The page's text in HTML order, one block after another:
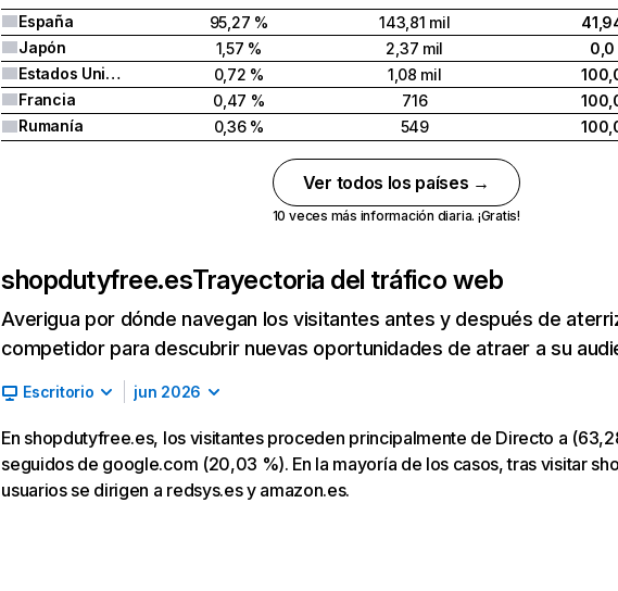
España
95,27 % 143,81 mil
Japón
1,57 % 2,37 mil
0,0
Estados Unidos
0,72 % 1,08 mil
Francia
0,47 % 716
Rumanía
0,36 % 549
Ver todos los países →
10 veces más información diaria. ¡Gratis!
shopdutyfree.esTrayectoria del tráfico web
Averigua por dónde navegan los visitantes antes y después de
competidor para descubrir nuevas oportunidades de atraer a su
Escritorio jun 2026
En shopdutyfree.es, los visitantes proceden principalmente de Directo a
seguidos de google.com (20,03 %). En la mayoría de los casos, tras visitar
usuarios se dirigen a redsys.es y amazon.es.